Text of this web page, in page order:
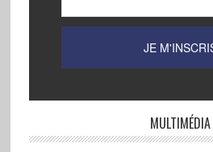
MULTIMÉDIA